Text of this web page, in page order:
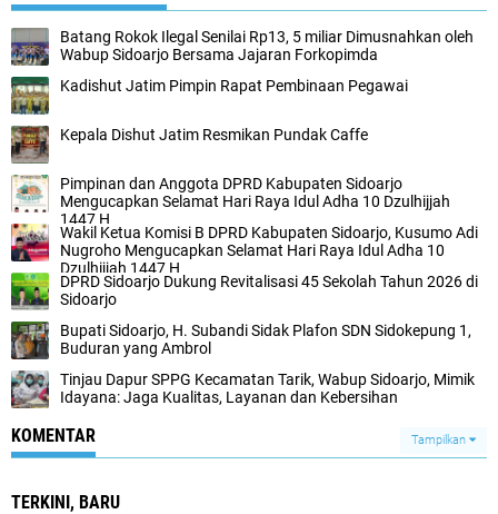
Batang Rokok Ilegal Senilai Rp13, 5 miliar Dimusnahkan oleh
Wabup Sidoarjo Bersama Jajaran Forkopimda
Kadishut Jatim Pimpin Rapat Pembinaan Pegawai
Kepala Dishut Jatim Resmikan Pundak Caffe
Pimpinan dan Anggota DPRD Kabupaten Sidoarjo
Mengucapkan Selamat Hari Raya Idul Adha 10 Dzulhijjah
1447 H
Wakil Ketua Komisi B DPRD Kabupaten Sidoarjo, Kusumo Adi
Nugroho Mengucapkan Selamat Hari Raya Idul Adha 10
Dzulhijjah 1447 H
DPRD Sidoarjo Dukung Revitalisasi 45 Sekolah Tahun 2026 di
Sidoarjo
Bupati Sidoarjo, H. Subandi Sidak Plafon SDN Sidokepung 1,
Buduran yang Ambrol
Tinjau Dapur SPPG Kecamatan Tarik, Wabup Sidoarjo, Mimik
Idayana: Jaga Kualitas, Layanan dan Kebersihan
KOMENTAR Tampilkan
TERKINI, BARU